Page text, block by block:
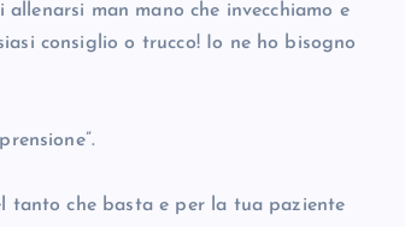
man mano che invecchiamo e
consiglio o trucco! Io ne ho bisogno
tanto che basta e per la tua paziente